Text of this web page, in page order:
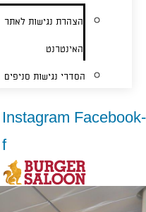
הצהרת נגישות לאתר
האינטרנט
הסדרי נגישות סניפים
Instagram Facebook-
f